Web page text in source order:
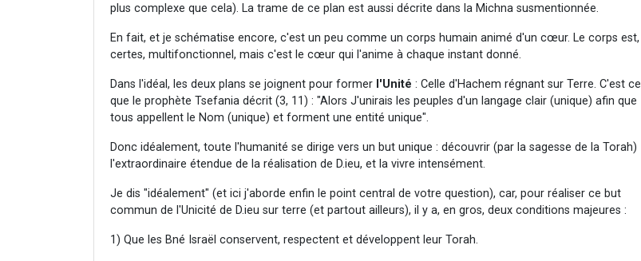
plus complexe que cela). La trame de ce plan est aussi décrite dans la Michna susmentionnée.
En fait, et je schématise encore, c'est un peu comme un corps humain animé d'un cœur. Le corps est,
certes, multifonctionnel, mais c'est le cœur qui l'anime à chaque instant donné.
Dans l'idéal, les deux plans se joignent pour former l'Unité : Celle d'Hachem régnant sur Terre. C'est ce
que le prophète Tsefania décrit (3, 11) : "Alors J'unirais les peuples d'un langage clair (unique) afin que
tous appellent le Nom (unique) et forment une entité unique".
Donc idéalement, toute l'humanité se dirige vers un but unique : découvrir (par la sagesse de la Torah)
l'extraordinaire étendue de la réalisation de D.ieu, et la vivre intensément.
Je dis "idéalement" (et ici j'aborde enfin le point central de votre question), car, pour réaliser ce but
commun de l'Unicité de D.ieu sur terre (et partout ailleurs), il y a, en gros, deux conditions majeures :
1) Que les Bné Israël conservent, respectent et développent leur Torah.